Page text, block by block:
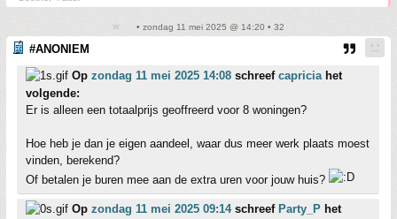
• zondag 11 mei 2025 @ 14:20 • 32
#ANONIEM
Op zondag 11 mei 2025 14:08 schreef capriciahet
volgende:
Er is alleen een totaalprijs geoffreerd voor 8 woningen?
Hoe heb je dan je eigen aandeel, waar dus meer werk plaats moest
vinden, berekend?
Of betalen je buren mee aan de extra uren voor jouw huis?
Op zondag 11 mei 2025 09:14schreef Party_P het